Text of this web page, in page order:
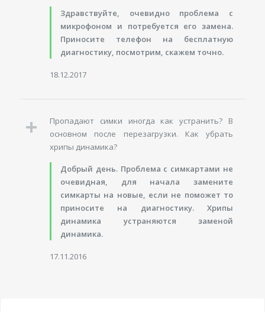
Здравствуйте, очевидно проблема с
микрофоном и потребуется его замена.
Приносите телефон на бесплатную
диагностику, посмотрим, скажем точно.
18.12.2017
Пропадают симки иногда как устранить? В
основном после перезагрузки. Как убрать
хрипы динамика?
Добрый день. Проблема с симкартами не
очевидная, для начала замените
симкарты на новые, если не поможет то
приносите на диагностику. Хрипы
динамика устраняются заменой
динамика.
17.11.2016